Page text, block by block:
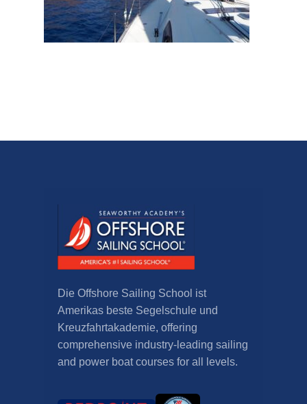
Die Offshore Sailing School ist
Amerikas beste Segelschule und
Kreuzfahrtakademie, offering
comprehensive industry-leading sailing
and power boat courses for all levels.